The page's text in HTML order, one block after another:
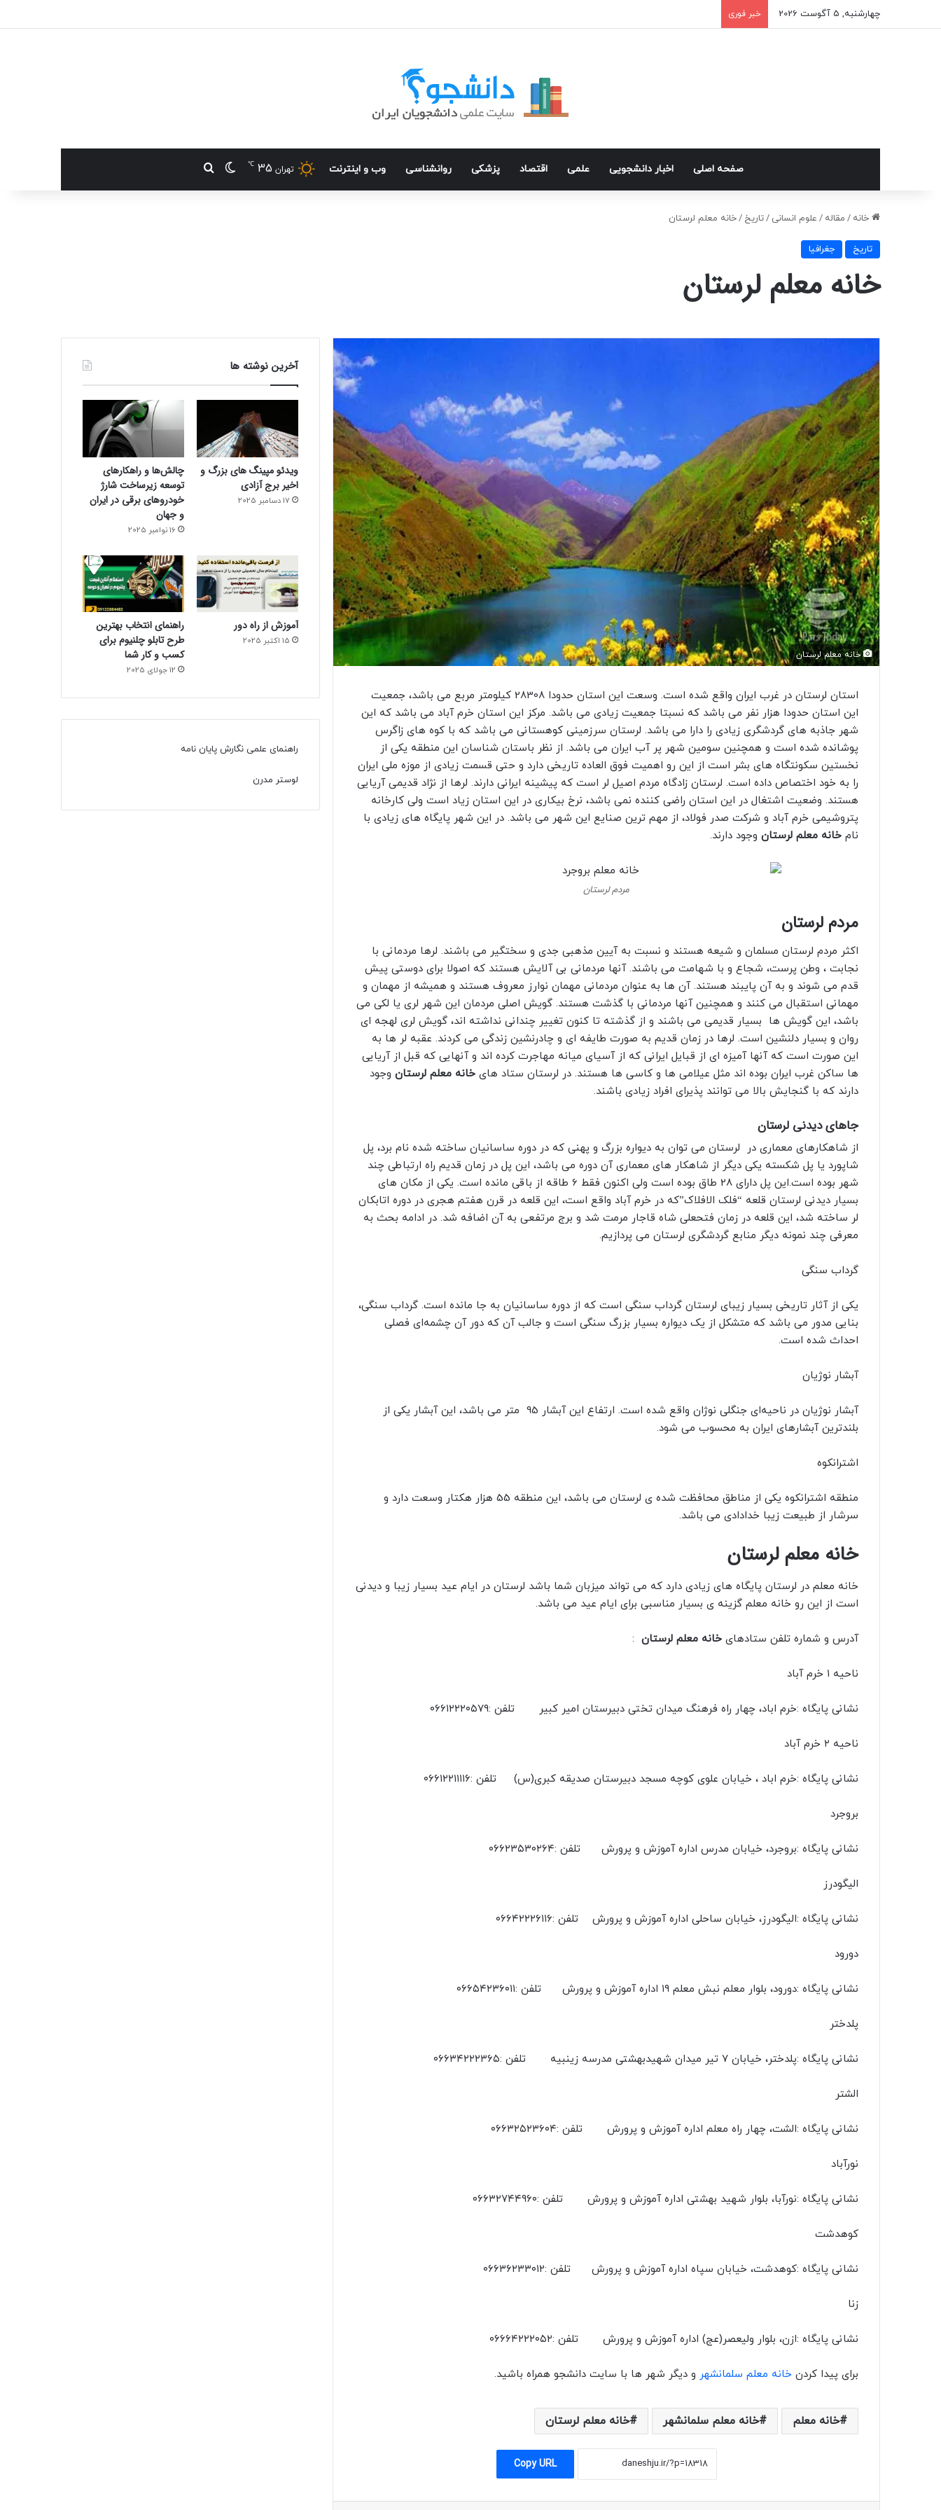
چهارشنبه, 5 آگوست 2026 خبر فوری
صفحه اصلی اخبار دانشجویی علمی اقتصاد پزشکی روانشناسی وب و اینترنت تهران 35
℃ تغییر پوسته
جستجو برای
خانه / مقاله / علوم انسانی /تاریخ /خانه معلم لرستان
تاریخ جغرافیا
خانه معلم لرستان
خانه معلم لرستان
استان لرستان در غرب ایران واقع شده است. وسعت این استان حدودا 28308 کیلومتر مربع می باشد، جمعیت
این استان حدودا هزار نفر می باشد که نسبتا جمعیت زیادی می باشد. مرکز این استان خرم آباد می باشد که این
شهر جاذبه های گردشگری زیادی را دارا می باشد. لرستان سرزمینی کوهستانی می باشد که با کوه های زاگرس
پوشانده شده است و همچنین سومین شهر پر آب ایران می باشد. از نظر باستان شناسان این منطقه یکی از
نخستین سکونتگاه های بشر است از این رو اهمیت فوق العاده تاریخی دارد و حتی قسمت زیادی از موزه ملی ایران
را به خود اختصاص داده است. لرستان زادگاه مردم اصیل لر است که پیشینه ایرانی دارند. لرها از نژاد قدیمی آریایی
هستند. وضعیت اشتغال در این استان راضی کننده نمی باشد، نرخ بیکاری در این استان زیاد است ولی کارخانه
پتروشیمی خرم آباد و شرکت صدر فولاد، از مهم ترین صنایع این شهر می باشد. در این شهر پایگاه های زیادی با
نام خانه معلم لرستان وجود دارند.
مردم لرستان
مردم لرستان
اکثر مردم لرستان مسلمان و شیعه هستند و نسبت به آیین مذهبی جدی و سختگیر می باشند. لرها مردمانی با
نجابت ، وطن پرست، شجاع و با شهامت می باشند. آنها مردمانی بی آلایش هستند که اصولا برای دوستی پیش
قدم می شوند و به آن پایبند هستند. آن ها به عنوان مردمانی مهمان نوارز معروف هستند و همیشه از مهمان و
مهمانی استقبال می کنند و همچنین آنها مردمانی با گذشت هستند. گویش اصلی مردمان این شهر لری یا لکی می
باشد، این گویش ها بسیار قدیمی می باشند و از گذشته تا کنون تغییر چندانی نداشته اند، گویش لری لهجه ای
روان و بسیار دلنشین است. لرها در زمان قدیم به صورت طایفه ای و چادرنشین زندگی می کردند. عقبه لر ها به
این صورت است که آنها آمیزه ای از قبایل ایرانی که از آسیای میانه مهاجرت کرده اند و آنهایی که قبل از آریایی
ها ساکن غرب ایران بوده اند مثل عیلامی ها و کاسی ها هستند. در لرستان ستاد های خانه معلم لرستان وجود
دارند که با گنجایش بالا می توانند پذیرای افراد زیادی باشند.
جاهای دیدنی لرستان
از شاهکارهای معماری در لرستان می توان به دیواره بزرگ و پهنی که در دوره ساسانیان ساخته شده نام برد، پل
شاپورد یا پل شکسته یکی دیگر از شاهکار های معماری آن دوره می باشد، این پل در زمان قدیم راه ارتباطی چند
شهر بوده است.این پل دارای 28 طاق بوده است ولی اکنون فقط 6 طاقه از باقی مانده است. یکی از مکان های
بسیار دیدنی لرستان قلعه “فلک الافلاک”که در خرم آباد واقع است، این قلعه در قرن هفتم هجری در دوره اتابکان
لر ساخته شد، این قلعه در زمان فتحعلی شاه قاجار مرمت شد و برج مرتفعی به آن اضافه شد. در ادامه بحث به
معرفی چند نمونه دیگر منابع گردشگری لرستان می پردازیم.
گرداب سنگی
یکی از آثار تاریخی بسیار زیبای لرستان گرداب سنگی است که از دوره ساسانیان به جا مانده است. گرداب سنگی،
بنایی مدور می باشد که متشکل از یک دیواره بسیار بزرگ سنگی است و جالب آن که دور آن چشمه‌ای فصلی
احداث شده است.
آبشار نوژیان
آبشار نوژیان در ناحیه‌ای جنگلی نوژان واقع شده است. ارتفاع این آبشار 95 متر می باشد، این آبشار یکی از
بلندترین آبشارهای ایران به محسوب می شود.
اشترانکوه
منطقه اشترانکوه یکی از مناطق محافظت شده ی لرستان می باشد، این منطقه 55 هزار هکتار وسعت دارد و
سرشار از طبیعت زیبا خدادادی می باشد.
خانه معلم لرستان
خانه معلم در لرستان پایگاه های زیادی دارد که می تواند میزبان شما باشد لرستان در ایام عید بسیار زیبا و دیدنی
است از این رو خانه معلم گزینه ی بسیار مناسبی برای ایام عید می باشد.
آدرس و شماره تلفن ستادهای خانه معلم لرستان :
ناحیه ۱ خرم آباد
نشانی پایگاه :خرم اباد، چهار راه فرهنگ میدان تختی دبیرستان امیر کبیر تلفن :۰۶۶۱۲۲۲۰۵۷۹
ناحیه ۲ خرم آباد
نشانی پایگاه :خرم اباد ، خیابان علوی کوچه مسجد دبیرستان صدیقه کبری(س) تلفن :۰۶۶۱۲۲۱۱۱۱۶
بروجرد
نشانی پایگاه :بروجرد، خیابان مدرس اداره آموزش و پرورش تلفن :۰۶۶۲۳۵۳۰۲۶۴
الیگودرز
نشانی پایگاه :الیگودرز، خیابان ساحلی اداره آموزش و پرورش تلفن :۰۶۶۴۲۲۲۶۱۱۶
دورود
نشانی پایگاه :دورود، بلوار معلم نبش معلم ۱۹ اداره آموزش و پرورش تلفن :۰۶۶۵۴۲۳۶۰۱۱
پلدختر
نشانی پایگاه :پلدختر، خیابان ۷ تیر میدان شهیدبهشتی مدرسه زینبیه تلفن :۰۶۶۳۴۲۲۲۳۶۵
الشتر
نشانی پایگاه :الشت، چهار راه معلم اداره آموزش و پرورش تلفن :۰۶۶۳۲۵۲۳۶۰۴
نورآباد
نشانی پایگاه :نورآبا، بلوار شهید بهشتی اداره آموزش و پرورش تلفن :۰۶۶۳۲۷۴۴۹۶۰
کوهدشت
نشانی پایگاه :کوهدشت، خیابان سپاه اداره آموزش و پرورش تلفن :۰۶۶۳۶۲۳۳۰۱۲
زنا
نشانی پایگاه :ازن، بلوار ولیعصر(عج) اداره آموزش و پرورش تلفن :۰۶۶۶۴۲۲۲۰۵۲
برای پیدا کردن خانه معلم سلمانشهر و دیگر شهر ها با سایت دانشجو همراه باشید.
خانه معلم خانه معلم سلمانشهر خانه معلم لرستان
Copy URL
آخرین نوشته ها
ویدئو مپینگ های بزرگ و
اخیر برج آزادی
17 دسامبر 2025
چالش‌ها و راهکارهای
توسعه زیرساخت شارژ
خودروهای برقی در ایران
و جهان
16 نوامبر 2025
آموزش از راه دور
15 اکتبر 2025
راهنمای انتخاب بهترین
طرح تابلو چلنیوم برای
کسب و کار شما
12 جولای 2025
راهنمای علمی نگارش پایان نامه
لوستر مدرن